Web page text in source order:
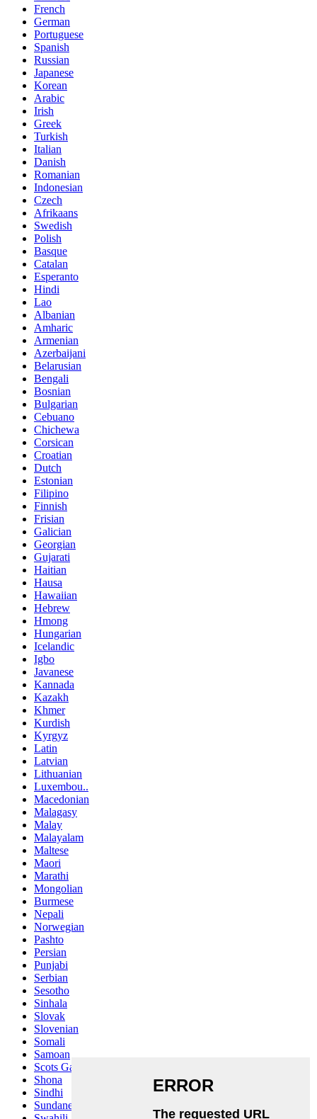
French
German
Portuguese
Spanish
Russian
Japanese
Korean
Arabic
Irish
Greek
Turkish
Italian
Danish
Romanian
Indonesian
Czech
Afrikaans
Swedish
Polish
Basque
Catalan
Esperanto
Hindi
Lao
Albanian
Amharic
Armenian
Azerbaijani
Belarusian
Bengali
Bosnian
Bulgarian
Cebuano
Chichewa
Corsican
Croatian
Dutch
Estonian
Filipino
Finnish
Frisian
Galician
Georgian
Gujarati
Haitian
Hausa
Hawaiian
Hebrew
Hmong
Hungarian
Icelandic
Igbo
Javanese
Kannada
Kazakh
Khmer
Kurdish
Kyrgyz
Latin
Latvian
Lithuanian
Luxembou..
Macedonian
Malagasy
Malay
Malayalam
Maltese
Maori
Marathi
Mongolian
Burmese
Nepali
Norwegian
Pashto
Persian
Punjabi
Serbian
Sesotho
Sinhala
Slovak
Slovenian
Somali
Samoan
Scots Gaelic
Shona
Sindhi
Sundanese